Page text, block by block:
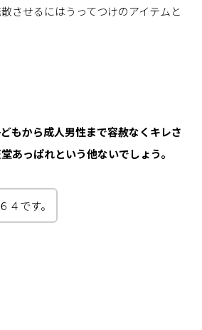
させるにはうってつけのアイテムと
もから成人男性まで容赦なくキレさ
あっぱれという他ないでしょう。
４です。